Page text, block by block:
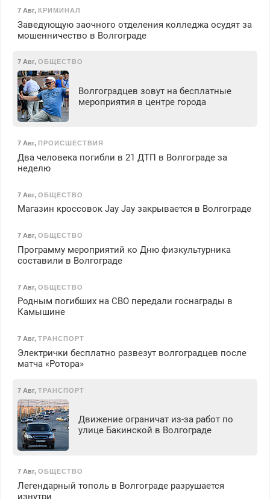
7 Авг, КРИМИНАЛ
Заведующую заочного отделения колледжа осудят за
мошенничество в Волгограде
7 Авг, ОБЩЕСТВО
Волгоградцев зовут на бесплатные
мероприятия в центре города
7 Авг, ПРОИСШЕСТВИЯ
Два человека погибли в 21 ДТП в Волгограде за
неделю
7 Авг, ОБЩЕСТВО
Магазин кроссовок Jay Jay закрывается в Волгограде
7 Авг, ОБЩЕСТВО
Программу мероприятий ко Дню физкультурника
составили в Волгограде
7 Авг, ОБЩЕСТВО
Родным погибших на СВО передали госнаграды в
Камышине
7 Авг, ТРАНСПОРТ
Электрички бесплатно развезут волгоградцев после
матча «Ротора»
7 Авг, ТРАНСПОРТ
Движение ограничат из-за работ по
улице Бакинской в Волгограде
7 Авг, ОБЩЕСТВО
Легендарный тополь в Волгограде разрушается
изнутри